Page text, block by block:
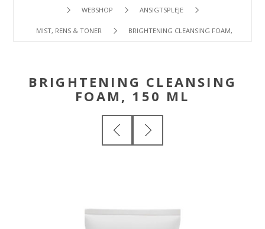
WEBSHOP ANSIGTSPLEJE
MIST, RENS & TONER BRIGHTENING CLEANSING FOAM, 150 ML
BRIGHTENING CLEANSING
FOAM, 150 ML